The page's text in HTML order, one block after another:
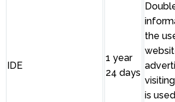
IDE
1 year
24 days
the
is